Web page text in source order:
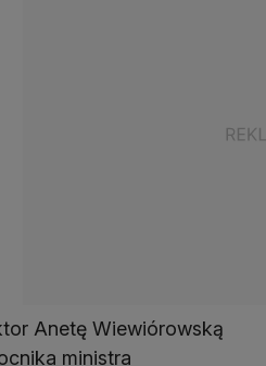
Anetę Wiewiórowską
ministra